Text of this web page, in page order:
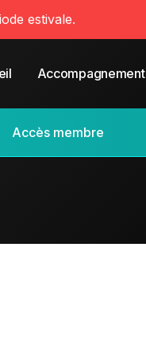
estivale.
Accompagnement
Accès membre